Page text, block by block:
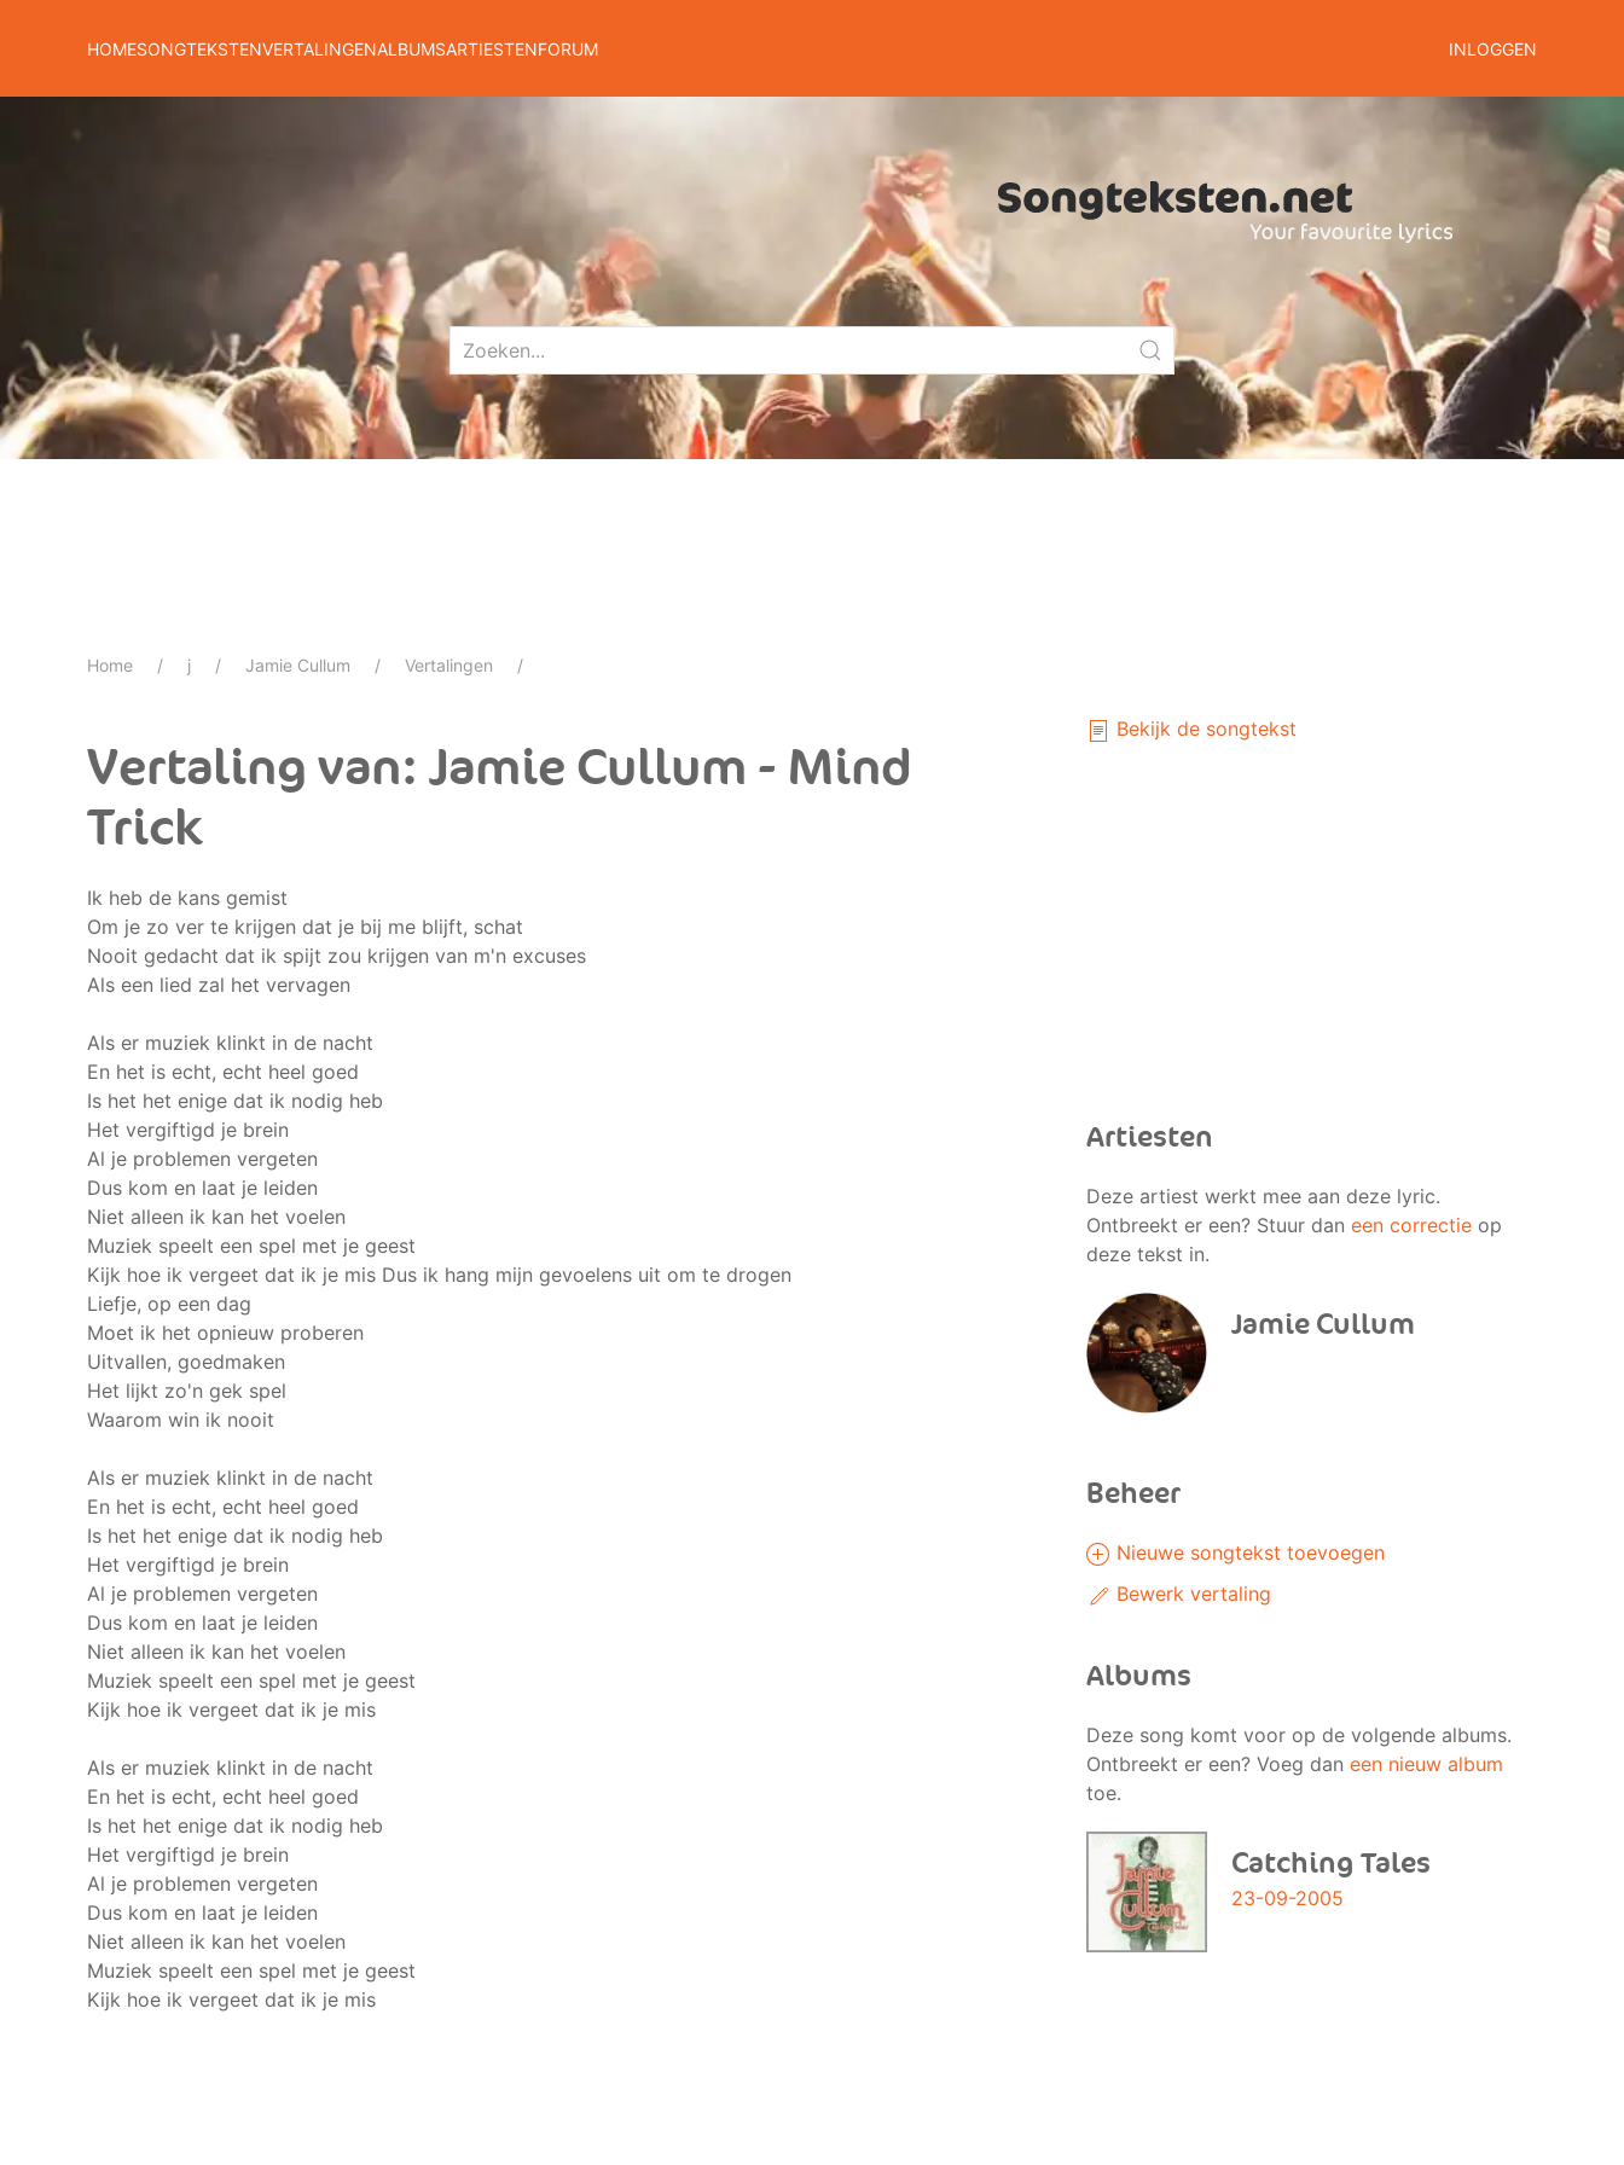
HOMESONGTEKSTENVERTALINGENALBUMSARTIESTENFORUM INLOGGEN
Home j Jamie Cullum Vertalingen
Vertaling van: Jamie Cullum - Mind
Trick
Ik heb de kans gemist
Om je zo ver te krijgen dat je bij me blijft, schat
Nooit gedacht dat ik spijt zou krijgen van m'n excuses
Als een lied zal het vervagen
Als er muziek klinkt in de nacht
En het is echt, echt heel goed
Is het het enige dat ik nodig heb
Het vergiftigd je brein
Al je problemen vergeten
Dus kom en laat je leiden
Niet alleen ik kan het voelen
Muziek speelt een spel met je geest
Kijk hoe ik vergeet dat ik je mis Dus ik hang mijn gevoelens uit om te drogen
Liefje, op een dag
Moet ik het opnieuw proberen
Uitvallen, goedmaken
Het lijkt zo'n gek spel
Waarom win ik nooit
Als er muziek klinkt in de nacht
En het is echt, echt heel goed
Is het het enige dat ik nodig heb
Het vergiftigd je brein
Al je problemen vergeten
Dus kom en laat je leiden
Niet alleen ik kan het voelen
Muziek speelt een spel met je geest
Kijk hoe ik vergeet dat ik je mis
Als er muziek klinkt in de nacht
En het is echt, echt heel goed
Is het het enige dat ik nodig heb
Het vergiftigd je brein
Al je problemen vergeten
Dus kom en laat je leiden
Niet alleen ik kan het voelen
Muziek speelt een spel met je geest
Kijk hoe ik vergeet dat ik je mis
Bekijk de songtekst
Artiesten
Deze artiest werkt mee aan deze lyric.
Ontbreekt er een? Stuur dan een correctieop
deze tekst in.
Jamie Cullum
Beheer
Nieuwe songtekst toevoegen
Bewerk vertaling
Albums
Deze song komt voor op de volgende albums.
Ontbreekt er een? Voeg dan een nieuw album
toe.
Catching Tales
23-09-2005